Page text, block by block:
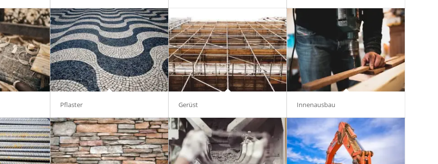
Pflaster Gerüst Innenausbau